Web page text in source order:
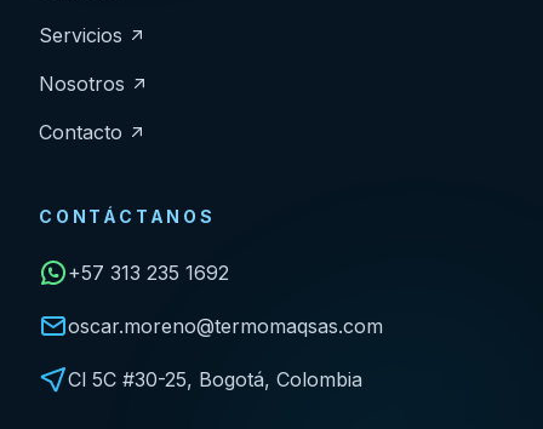
Servicios
Nosotros
Contacto
CONTÁCTANOS
+57 313 235 1692
oscar.moreno@termomaqsas.com
Cl 5C #30-25, Bogotá, Colombia